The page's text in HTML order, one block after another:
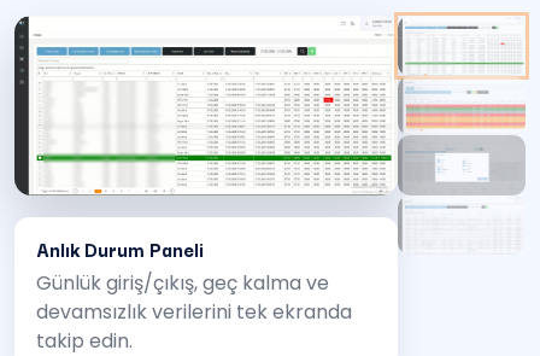
Anlık Durum Paneli
Günlük giriş/çıkış, geç kalma ve
devamsızlık verilerini tek ekranda
takip edin.